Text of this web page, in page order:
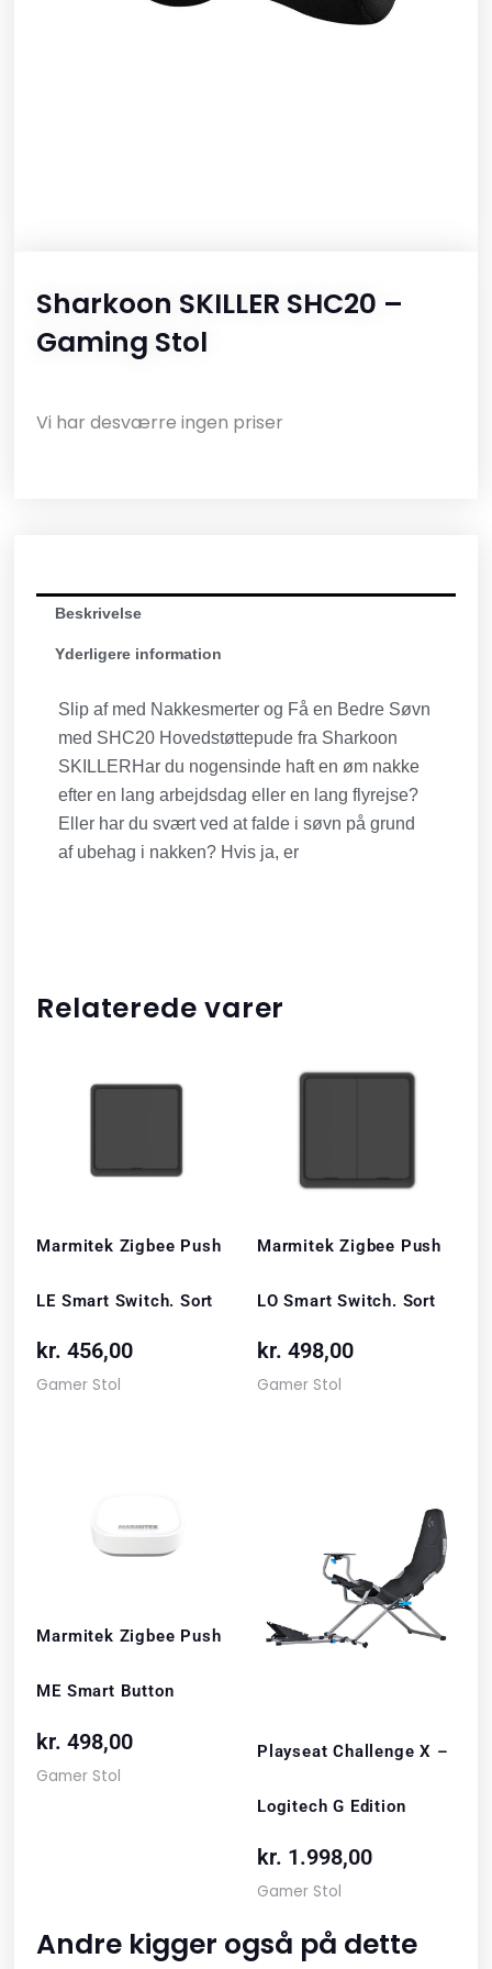
Sharkoon SKILLER SHC20 –
Gaming Stol
Vi har desværre ingen priser
Beskrivelse
Yderligere information
Slip af med Nakkesmerter og Få en Bedre Søvn
med SHC20 Hovedstøttepude fra Sharkoon
SKILLERHar du nogensinde haft en øm nakke
efter en lang arbejdsdag eller en lang flyrejse?
Eller har du svært ved at falde i søvn på grund
af ubehag i nakken? Hvis ja, er
Relaterede varer
Marmitek Zigbee Push
LE Smart Switch. Sort
kr. 456,00
Gamer Stol
Marmitek Zigbee Push
LO Smart Switch. Sort
kr. 498,00
Gamer Stol
Marmitek Zigbee Push
ME Smart Button
kr. 498,00
Gamer Stol
Playseat Challenge X –
Logitech G Edition
kr. 1.998,00
Gamer Stol
Andre kigger også på dette